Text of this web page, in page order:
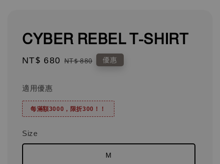
CYBER REBEL T-SHIRT
Sale
NT$ 680 Regular
NT$ 880 優惠
適用優惠
每滿額3000，限折300！！
Size
M